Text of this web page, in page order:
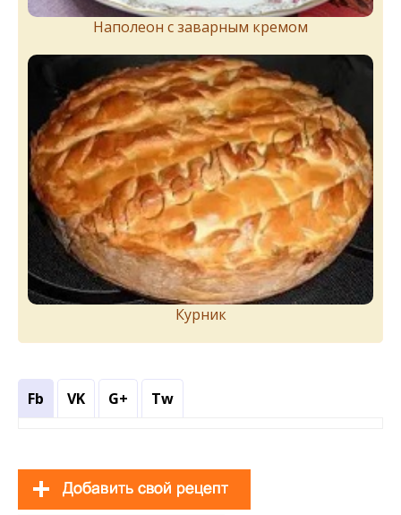
Наполеон с заварным кремом
Курник
Fb VK G+ Tw